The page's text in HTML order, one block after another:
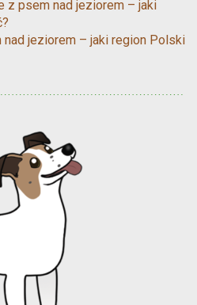
z psem nad jeziorem – jaki
nad jeziorem – jaki region Polski